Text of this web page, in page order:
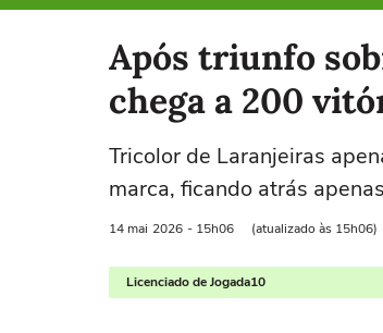
Selecione o time para ver as notícias
Após triunfo
chega a 200
Tricolor de Laranjeiras
marca, ficando atrás
14 mai 2026 - 15h06 (atualizado às 15h06)
Licenciado de Jogada10